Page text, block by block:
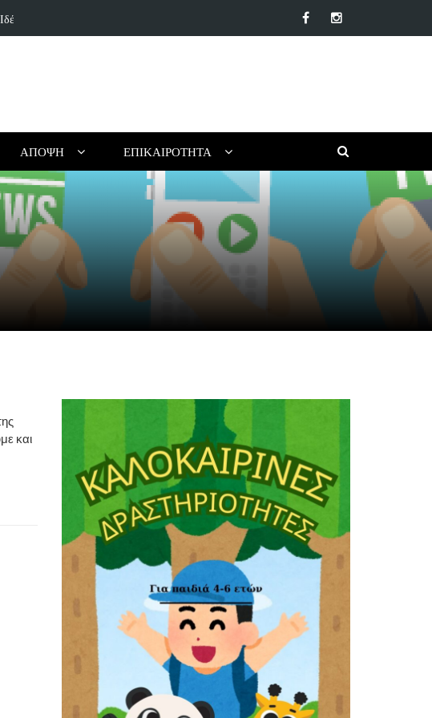
Τα 5 κορυφαία αντηλιακά προσώπου της αγοράς: Ποιο να επιλέξεις για το…
ΆΠΟΨΗ ΕΠΙΚΑΙΡΌΤΗΤΑ
και